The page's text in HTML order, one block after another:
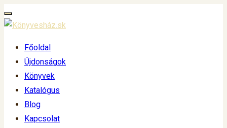
Főoldal
Újdonságok
Könyvek
Katalógus
Blog
Kapcsolat